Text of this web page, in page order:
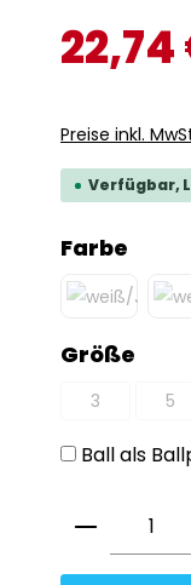
Preise inkl.
Verfügbar,
Farbe
Größe
3
(Diese
5
Ball als